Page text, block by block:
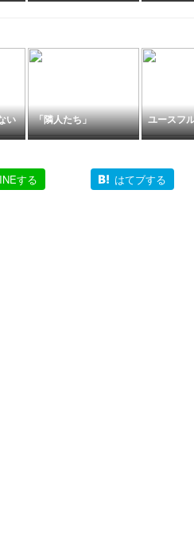
い 「隣人たち」 ユースフ
する はてブする